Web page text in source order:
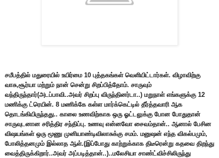
சமீபத்தில் மதுரையில் உயிர்மை 10 புத்தகங்கள் வெளியிட்டார்கள். விழாவிற்கு
வாசு,சூர்யா மற்றும் நான் சென்று சிறப்பித்தோம். சாருவும்
வந்திருந்தார்(அடப்பாவி..அவர் சிறப்பு விருந்தினர்டா..) மறுநாள் எங்களுக்கு 12
மணிக்கு ட்ரெயின். 8 மணிக்கே கள்ள மார்க்கெட்டில் தீர்த்தவாரி ஆக
தொடங்கியிருந்தது.. காலை உணவிற்காக ஒரு ஓட்டலுக்கு போன போதுதான்
சாருவுடனான சரித்திர சந்திப்பு. உணவு என்னவோ சைவம்தான்.. ஆனால் பேசின
விஷயங்கள் ஒரு மூணு முனியாண்டிவிலாசுக்கு சமம். மனுஷன் எந்த விகல்பமும்,
போலித்தனமும் இல்லாத ஆள்.(இப்போது காற்றுக்காக திடீரென்று கதவை திறந்து
வைத்திருக்கிறார்..அவர் அப்படித்தான்..)..மலேசியா சாண்ட்விச்சிலிருந்து